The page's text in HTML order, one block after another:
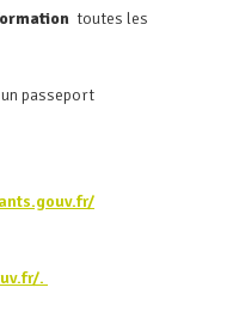
toutes les
passeport
.